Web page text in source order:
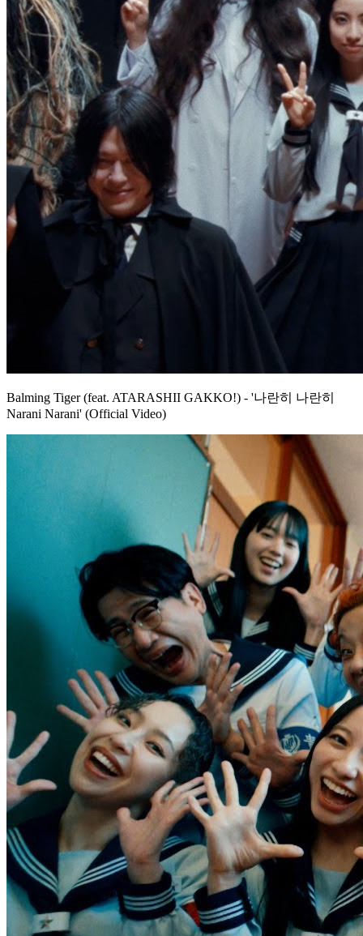
Balming Tiger (feat. ATARASHII GAKKO!) - '나란히 나란히
Narani Narani' (Official Video)